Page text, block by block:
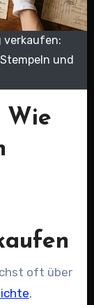
verkaufen:
und
Wie
,